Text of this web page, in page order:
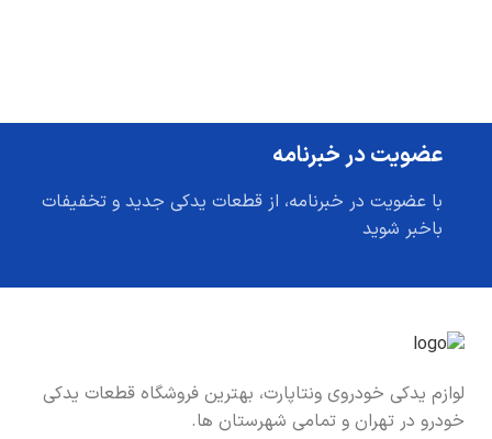
عضویت در خبرنامه
با عضویت در خبرنامه، از قطعات یدکی جدید و تخفیفات
باخبر شوید
لوازم یدکی خودروی ونتاپارت، بهترین فروشگاه قطعات یدکی
خودرو در تهران و تمامی شهرستان ها.